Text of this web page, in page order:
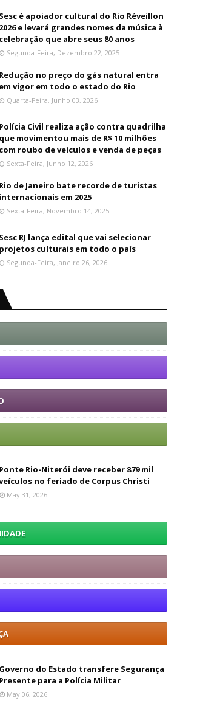
Sesc é apoiador cultural do Rio Réveillon
2026 e levará grandes nomes da música à
celebração que abre seus 80 anos
Segunda-Feira, Dezembro 22, 2025
Redução no preço do gás natural entra
em vigor em todo o estado do Rio
Quarta-Feira, Junho 03, 2026
Polícia Civil realiza ação contra quadrilha
que movimentou mais de R$ 10 milhões
com roubo de veículos e venda de peças
Sexta-Feira, Junho 12, 2026
Rio de Janeiro bate recorde de turistas
internacionais em 2025
Sexta-Feira, Novembro 14, 2025
Sesc RJ lança edital que vai selecionar
projetos culturais em todo o país
Segunda-Feira, Janeiro 26, 2026
Ponte Rio-Niterói deve receber 879 mil
no feriado de Corpus Christi
May 31, 2026
Governo do Estado transfere Segurança
Presente para a Polícia Militar
May 06, 2026